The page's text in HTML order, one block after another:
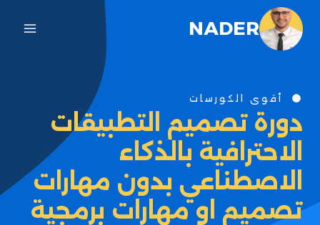
NADER
أقوى الكورسات
دورة تصميم التطبيقات
الاحترافية بالذكاء
الاصطناعي بدون مهارات
تصميم او مهارات برمجية